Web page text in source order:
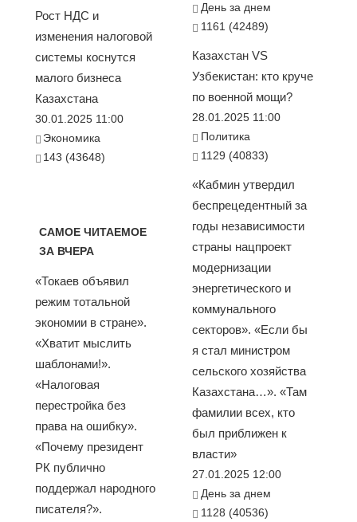
Рост НДС и
изменения налоговой
системы коснутся
малого бизнеса
Казахстана
30.01.2025 11:00
Экономика
143 (43648)
САМОЕ ЧИТАЕМОЕ
ЗА ВЧЕРА
«Токаев объявил
режим тотальной
экономии в стране».
«Хватит мыслить
шаблонами!».
«Налоговая
перестройка без
права на ошибку».
«Почему президент
РК публично
поддержал народного
писателя?».
День за днем
1161 (42489)
Казахстан VS
Узбекистан: кто круче
по военной мощи?
28.01.2025 11:00
Политика
1129 (40833)
«Кабмин утвердил
беспрецедентный за
годы независимости
страны нацпроект
модернизации
энергетического и
коммунального
секторов». «Если бы
я стал министром
сельского хозяйства
Казахстана…». «Там
фамилии всех, кто
был приближен к
власти»
27.01.2025 12:00
День за днем
1128 (40536)